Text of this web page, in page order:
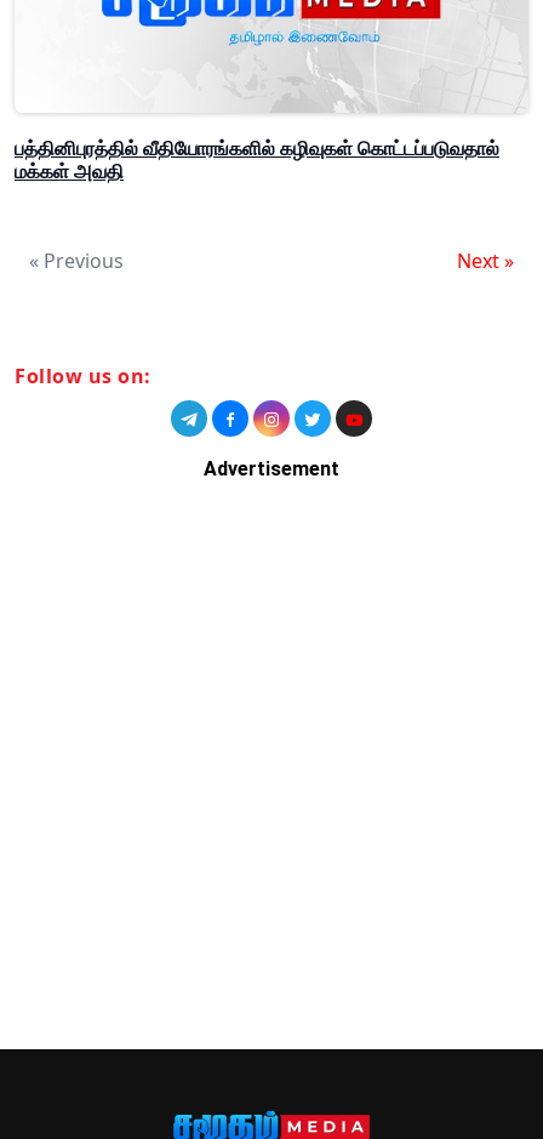
பத்தினிபுரத்தில் வீதியோரங்களில் கழிவுகள் கொட்டப்படுவதால்
மக்கள் அவதி
« Previous Next »
Follow us on:
Advertisement